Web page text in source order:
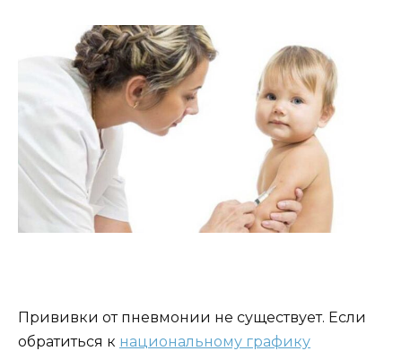
Прививки от пневмонии не существует. Если
обратиться к национальному графику